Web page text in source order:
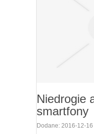
Niedrogie
smartfony
Dodane: 2016-12-16